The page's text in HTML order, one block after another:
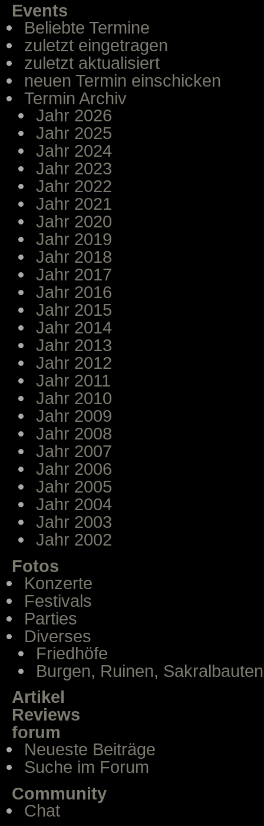
Events
Beliebte Termine
zuletzt eingetragen
zuletzt aktualisiert
neuen Termin einschicken
Termin Archiv
Jahr 2026
Jahr 2025
Jahr 2024
Jahr 2023
Jahr 2022
Jahr 2021
Jahr 2020
Jahr 2019
Jahr 2018
Jahr 2017
Jahr 2016
Jahr 2015
Jahr 2014
Jahr 2013
Jahr 2012
Jahr 2011
Jahr 2010
Jahr 2009
Jahr 2008
Jahr 2007
Jahr 2006
Jahr 2005
Jahr 2004
Jahr 2003
Jahr 2002
Fotos
Konzerte
Festivals
Parties
Diverses
Friedhöfe
Burgen, Ruinen, Sakralbauten
Artikel
Reviews
forum
Neueste Beiträge
Suche im Forum
Community
Chat